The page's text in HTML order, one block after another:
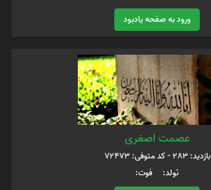
ورود به صفحه یادبود
عصمت اصغری
بازدید: 283 - کد متوفی: 72473
تولد: فوت: